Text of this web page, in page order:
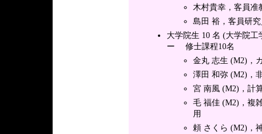
木村貴幸，客員准
島田 裕，客員研
大学院生 10 名 (大学院
ー 修士課程10名
金丸 志生 (M2)，
澤田 和弥 (M2)，
宮 南風 (M2)，計
毛 福佳 (M2)，複
用
頼 さくら (M2)，